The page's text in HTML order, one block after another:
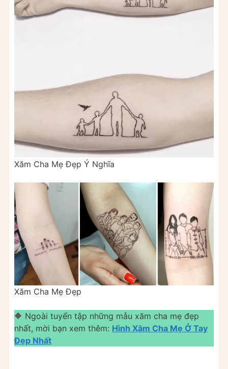
Xăm Cha Mẹ Đẹp Ý Nghĩa
Xăm Cha Mẹ Đẹp
🔶 Ngoài tuyển tập những mẫu xăm cha mẹ đẹp
nhất, mời bạn xem thêm: Hình Xăm Cha Mẹ Ở Tay
Đẹp Nhất